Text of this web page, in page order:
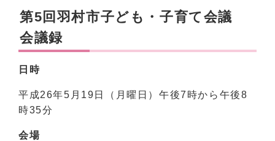
第5回羽村市子ども・子育て会議
会議録
日時
平成26年5月19日（月曜日）午後7時から午後8
時35分
会場